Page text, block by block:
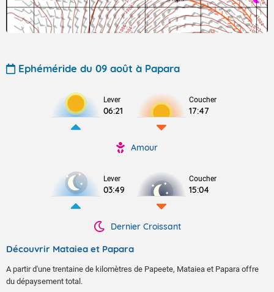
Ephéméride du 09 août à Papara
Lever
06:21
Coucher
17:47
Amour
Lever
03:49
Coucher
15:04
Dernier Croissant
Découvrir Mataiea et Papara
A partir d'une trentaine de kilomètres de Papeete, Mataiea et Papara offre
du dépaysement total.